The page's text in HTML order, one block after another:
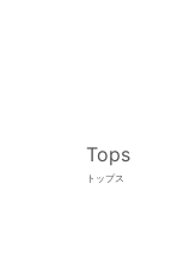
Tops
トップス